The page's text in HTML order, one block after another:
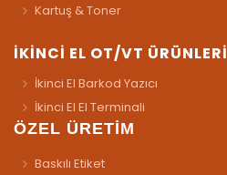
Kartuş & Toner
İKİNCİ EL OT/VT ÜRÜNLERİ
İkinci El Barkod Yazıcı
İkinci El El Terminali
ÖZEL ÜRETİM
Baskılı Etiket